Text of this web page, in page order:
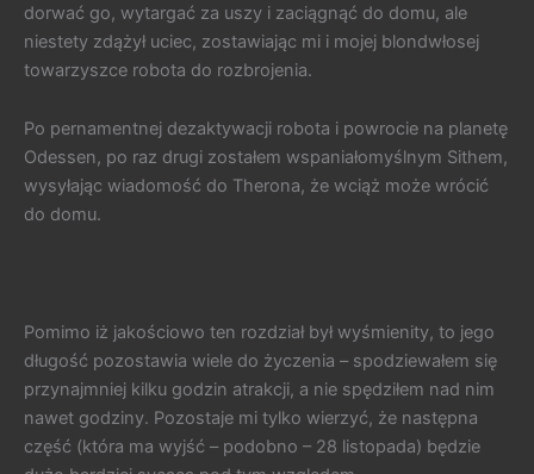
dorwać go, wytargać za uszy i zaciągnąć do domu, ale
niestety zdążył uciec, zostawiając mi i mojej blondwłosej
towarzyszce robota do rozbrojenia.
Po pernamentnej dezaktywacji robota i powrocie na planetę
Odessen, po raz drugi zostałem wspaniałomyślnym Sithem,
wysyłając wiadomość do Therona, że wciąż może wrócić
do domu.
Pomimo iż jakościowo ten rozdział był wyśmienity, to jego
długość pozostawia wiele do życzenia – spodziewałem się
przynajmniej kilku godzin atrakcji, a nie spędziłem nad nim
nawet godziny. Pozostaje mi tylko wierzyć, że następna
część (która ma wyjść – podobno – 28 listopada) będzie